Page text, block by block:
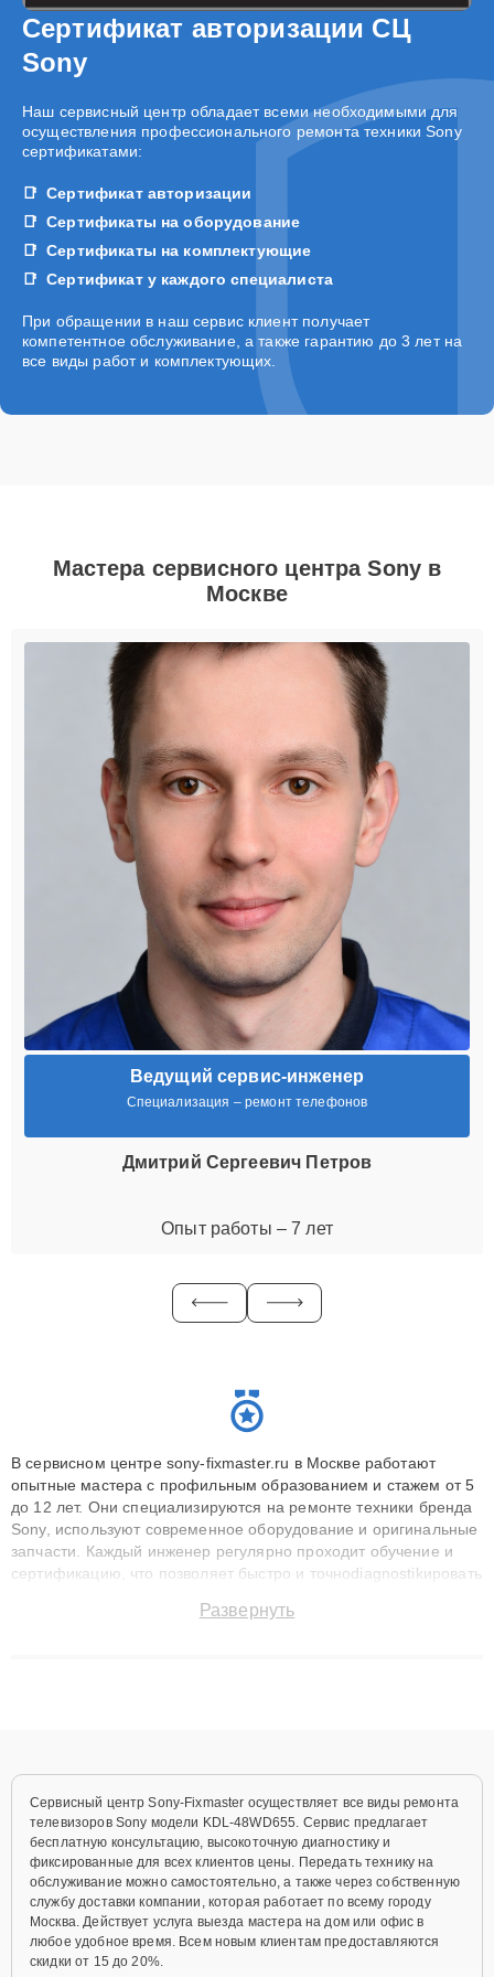
Сертификат авторизации СЦ
Sony
Наш сервисный центр обладает всеми необходимыми для
осуществления профессионального ремонта техники Sony
сертификатами:
Сертификат авторизации
Сертификаты на оборудование
Сертификаты на комплектующие
Сертификат у каждого специалиста
При обращении в наш сервис клиент получает
компетентное обслуживание, а также гарантию до 3 лет на
все виды работ и комплектующих.
Мастера сервисного центра Sony в
Москве
Ведущий сервис-инженер
Специализация – ремонт телефонов
Дмитрий Сергеевич Петров
Опыт работы – 7 лет
В сервисном центре sony-fixmaster.ru в Москве работают
опытные мастера с профильным образованием и стажем от 5
до 12 лет. Они специализируются на ремонте техники бренда
Sony, используют современное оборудование и оригинальные
запчасти. Каждый инженер регулярно проходит обучение и
сертификацию, что позволяет быстро и точноdiagnostikировать
до 3 лет. Наши мастера решают сложные случаи: от замены
Развернуть
Сервисный центр Sony-Fixmaster осуществляет все виды ремонта
телевизоров Sony модели KDL-48WD655. Сервис предлагает
бесплатную консультацию, высокоточную диагностику и
фиксированные для всех клиентов цены. Передать технику на
обслуживание можно самостоятельно, а также через собственную
службу доставки компании, которая работает по всему городу
Москва. Действует услуга выезда мастера на дом или офис в
любое удобное время. Всем новым клиентам предоставляются
скидки от 15 до 20%.